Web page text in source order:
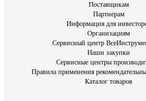
Поставщикам
Партнерам
Информация для
Организациям
Сервисный центр
Наши закупки
Сервисные центры
Правила применения
Каталог товаров